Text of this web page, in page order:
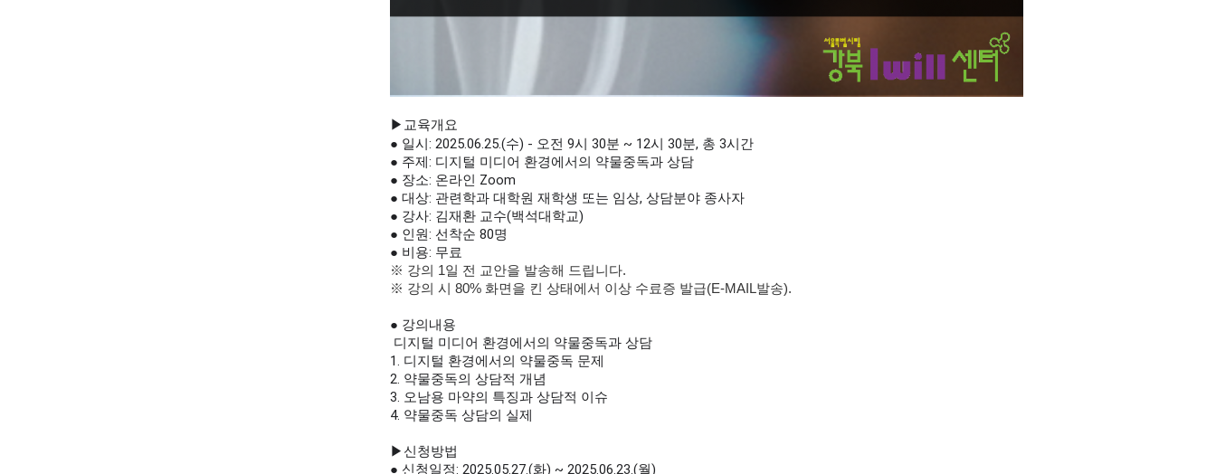
▶교육개요
● 일시: 2025.06.25.(수) - 오전 9시 30분 ~ 12시 30분, 총 3시간
● 주제: 디지털 미디어 환경에서의 약물중독과 상담
● 장소: 온라인 Zoom
● 대상: 관련학과 대학원 재학생 또는 임상, 상담분야 종사자
● 강사: 김재환 교수(백석대학교)
● 인원: 선착순 80명
● 비용: 무료
※ 강의 1일 전 교안을 발송해 드립니다.
※ 강의 시 80% 화면을 킨 상태에서 이상 수료증 발급(E-MAIL발송).
● 강의내용
디지털 미디어 환경에서의 약물중독과 상담
1. 디지털 환경에서의 약물중독 문제
2. 약물중독의 상담적 개념
3. 오남용 마약의 특징과 상담적 이슈
4. 약물중독 상담의 실제
▶신청방법
● 신청일정: 2025.05.27.(화) ~ 2025.06.23.(월)